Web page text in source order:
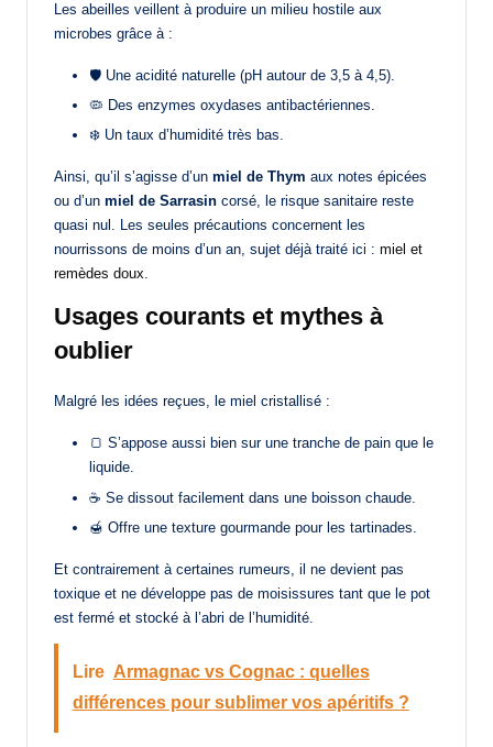
Les abeilles veillent à produire un milieu hostile aux
microbes grâce à :
🛡️ Une acidité naturelle (pH autour de 3,5 à 4,5).
🦠 Des enzymes oxydases antibactériennes.
❄️ Un taux d’humidité très bas.
Ainsi, qu’il s’agisse d’un miel de Thym aux notes épicées
ou d’un miel de Sarrasin corsé, le risque sanitaire reste
quasi nul. Les seules précautions concernent les
nourrissons de moins d’un an, sujet déjà traité ici : miel et
remèdes doux.
Usages courants et mythes à
oublier
Malgré les idées reçues, le miel cristallisé :
🍞 S’appose aussi bien sur une tranche de pain que le
liquide.
☕ Se dissout facilement dans une boisson chaude.
🍯 Offre une texture gourmande pour les tartinades.
Et contrairement à certaines rumeurs, il ne devient pas
toxique et ne développe pas de moisissures tant que le pot
est fermé et stocké à l’abri de l’humidité.
Lire Armagnac vs Cognac : quelles
différences pour sublimer vos apéritifs ?